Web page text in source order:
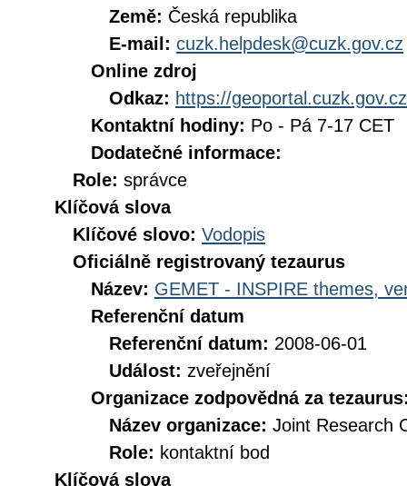
Země: Česká republika
E-mail: cuzk.helpdesk@cuzk.gov.cz
Online zdroj
Odkaz: https://geoportal.cuzk.gov.cz
Kontaktní hodiny: Po - Pá 7-17 CET
Dodatečné informace:
Role: správce
Klíčová slova
Klíčové slovo: Vodopis
Oficiálně registrovaný tezaurus
Název: GEMET - INSPIRE themes,
Referenční datum
Referenční datum: 2008-06-01
Událost: zveřejnění
Organizace zodpovědná za
Název organizace: Joint Research
Role: kontaktní bod
Klíčová slova